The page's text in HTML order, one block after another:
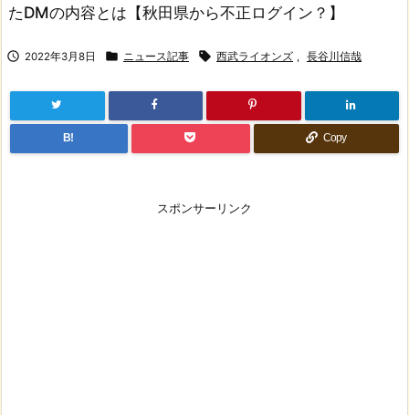
たDMの内容とは【秋田県から不正ログイン？】
 2022年3月8日  ニュース記事  西武ライオンズ , 長谷川信哉
B! Copy
スポンサーリンク